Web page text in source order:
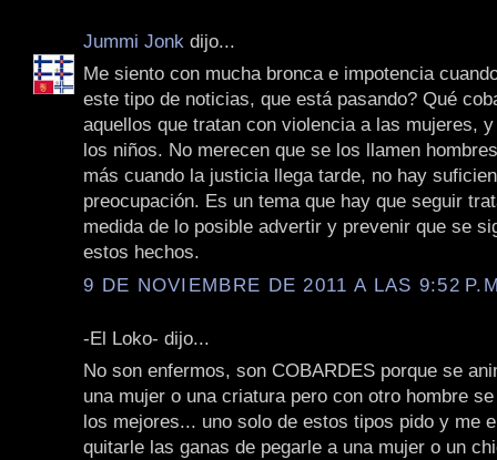
Jummi Jonk dijo...
Me siento con mucha bronca e impotencia
este tipo de noticias, que está pasando? Qué
aquellos que tratan con violencia a las mujeres,
los niños. No merecen que se los llamen
más cuando la justicia llega tarde, no hay
preocupación. Es un tema que hay que seguir
medida de lo posible advertir y prevenir que se
estos hechos.
9 DE NOVIEMBRE DE 2011 A LAS 9:52
-El Loko- dijo...
No son enfermos, son COBARDES porque se
una mujer o una criatura pero con otro hombre
los mejores... uno solo de estos tipos pido y me
quitarle las ganas de pegarle a una mujer o un